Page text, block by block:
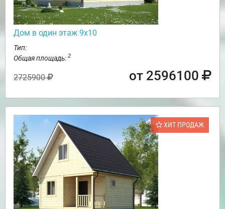
Дом в один этаж 9х10
Тип:
Общая площадь: 2
2725900 от 2596100
ХИТ ПРОДАЖ